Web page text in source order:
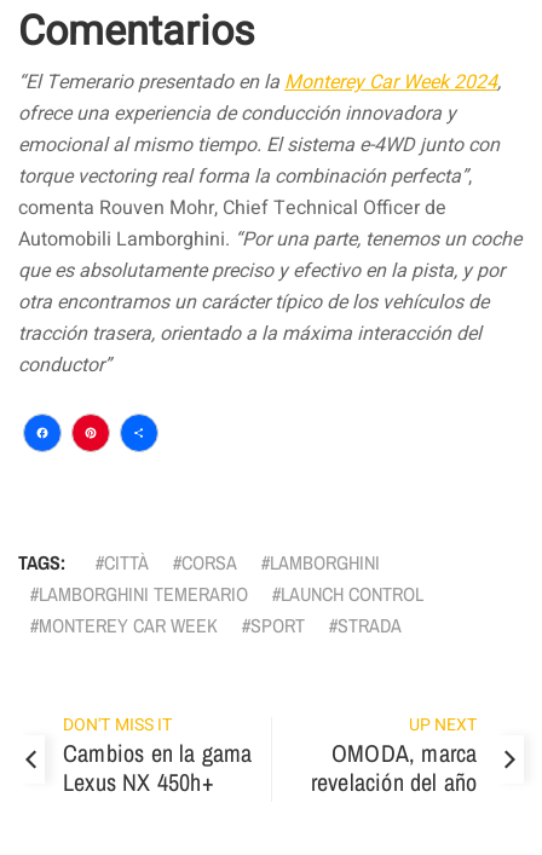
Comentarios
“El Temerario presentado en laMonterey Car Week 2024,
ofrece una experiencia de conducción innovadora y
emocional al mismo tiempo. El sistema e-4WD junto con
torque vectoring real forma la combinación perfecta”,
comenta Rouven Mohr, Chief Technical Officer de
Automobili Lamborghini. “Por una parte, tenemos un coche
que es absolutamente preciso y efectivo en la pista, y por
otra encontramos un carácter típico de los vehículos de
tracción trasera, orientado a la máxima interacción del
conductor”
Facebook
Pinterest
Compartir
TAGS: CITTÀ CORSA
LAMBORGHINI
LAMBORGHINI TEMERARIO
LAUNCH CONTROL
MONTEREY CAR WEEK
SPORT STRADA
DON'T MISS IT
Cambios en la gama
Lexus NX 450h+
UP NEXT
OMODA, marca
revelación del año